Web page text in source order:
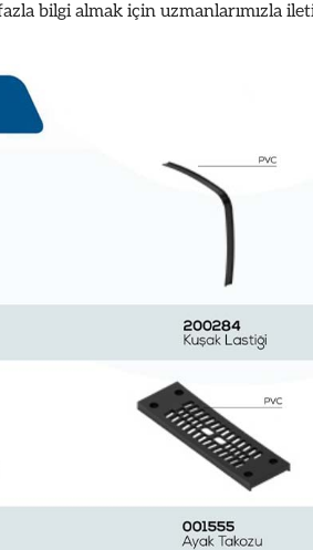
bilgi almak için uzmanlarımızla